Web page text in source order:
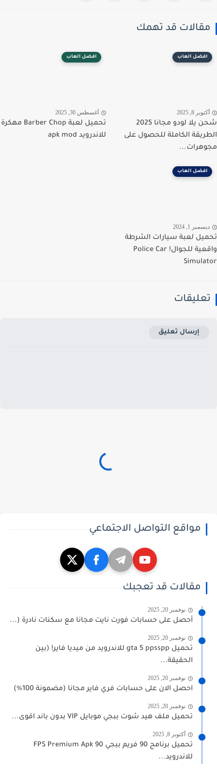
قد تهمك
افضل العاب
8, 2025
شحن يلا لودو مجانا 2025
الكاملة للحصول على
افضل العاب
أغسطس 30, 2025
تحميل لعبة Barber Chop مهكرة
للاندرويد apk mod
افضل العاب
1, 2024
لعبة سيارات الشرطة
واقعية للجوال! Police Car
إرسال تعليق
مواقع التواصل الاجتماعي
مقالات قد تعجبك
نوفمبر 20, 2025
أحصل على حسابات فورت نايت مجانا مع سكنات نادرة (...
نوفمبر 20, 2025
تحميل gta 5 ppsspp للاندرويد من ميديا فاير! (بين
الحقيقة...
نوفمبر 20, 2025
احصل الان على حسابات فري فاير مجانا (مضمونة 100%)
نوفمبر 20, 2025
تحميل ملف هيد شوت ببجي موبايل VIP بدون باند اقوى...
أكتوبر 8, 2025
تحميل برنامج 90 فريم ببجي 90 FPS Premium Apk
للاندرويد...